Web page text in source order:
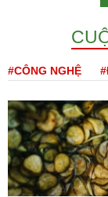
#CÔNG NGHỆ